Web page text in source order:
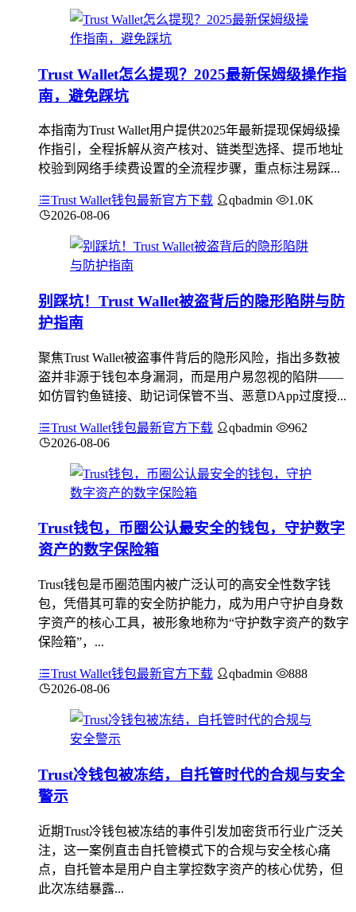
Trust Wallet怎么提现？2025最新保姆级操作指
南，避免踩坑
本指南为Trust Wallet用户提供2025年最新提现保姆级操
作指引，全程拆解从资产核对、链类型选择、提币地址
校验到网络手续费设置的全流程步骤，重点标注易踩...
Trust Wallet钱包最新官方下载 qbadmin
1.0K
2026-08-06
别踩坑！Trust Wallet被盗背后的隐形陷阱与防
护指南
聚焦Trust Wallet被盗事件背后的隐形风险，指出多数被
盗并非源于钱包本身漏洞，而是用户易忽视的陷阱——
如仿冒钓鱼链接、助记词保管不当、恶意DApp过度授...
Trust Wallet钱包最新官方下载 qbadmin
962
2026-08-06
Trust钱包，币圈公认最安全的钱包，守护数字
资产的数字保险箱
Trust钱包是币圈范围内被广泛认可的高安全性数字钱
包，凭借其可靠的安全防护能力，成为用户守护自身数
字资产的核心工具，被形象地称为“守护数字资产的数字
保险箱”，...
Trust Wallet钱包最新官方下载 qbadmin
888
2026-08-06
Trust冷钱包被冻结，自托管时代的合规与安全
警示
近期Trust冷钱包被冻结的事件引发加密货币行业广泛关
注，这一案例直击自托管模式下的合规与安全核心痛
点，自托管本是用户自主掌控数字资产的核心优势，但
此次冻结暴露...